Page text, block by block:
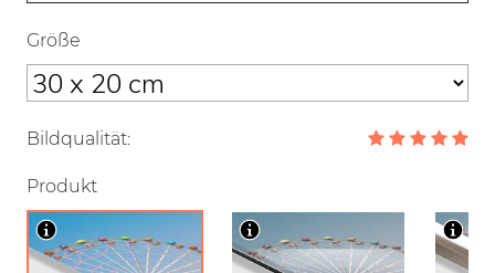
Größe
Bildqualität:
Produkt